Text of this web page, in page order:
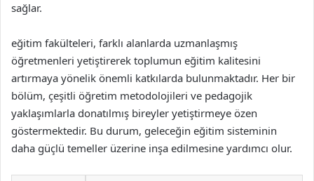
sağlar.
eğitim fakülteleri, farklı alanlarda uzmanlaşmış
öğretmenleri yetiştirerek toplumun eğitim kalitesini
artırmaya yönelik önemli katkılarda bulunmaktadır. Her bir
bölüm, çeşitli öğretim metodolojileri ve pedagojik
yaklaşımlarla donatılmış bireyler yetiştirmeye özen
göstermektedir. Bu durum, geleceğin eğitim sisteminin
daha güçlü temeller üzerine inşa edilmesine yardımcı olur.